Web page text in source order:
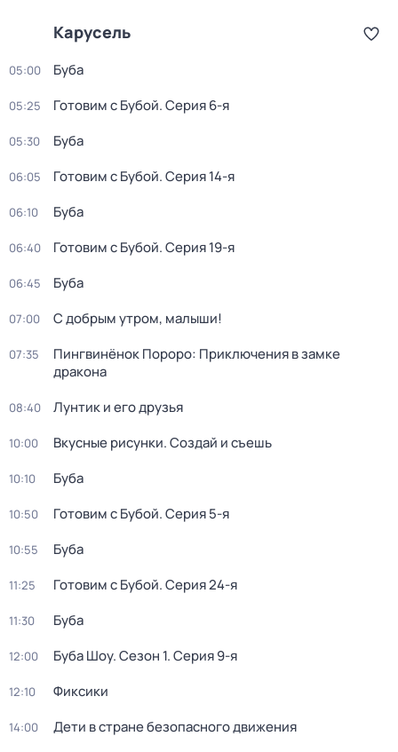
Карусель
05:00 Буба
05:25 Готовим с Бубой. Серия 6-я
05:30 Буба
06:05 Готовим с Бубой. Серия 14-я
06:10 Буба
06:40 Готовим с Бубой. Серия 19-я
06:45 Буба
07:00 С добрым утром, малыши!
07:35
Пингвинёнок Пороро: Приключения в замке
дракона
08:40 Лунтик и его друзья
10:00 Вкусные рисунки. Создай и съешь
10:10 Буба
10:50 Готовим с Бубой. Серия 5-я
10:55 Буба
11:25 Готовим с Бубой. Серия 24-я
11:30 Буба
12:00 Буба Шоу. Сезон 1. Серия 9-я
12:10 Фиксики
14:00 Дети в стране безопасного движения